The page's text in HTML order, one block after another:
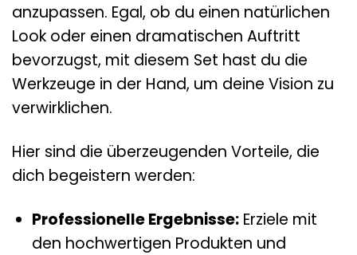
anzupassen. Egal, ob du einen natürlichen
Look oder einen dramatischen Auftritt
bevorzugst, mit diesem Set hast du die
Werkzeuge in der Hand, um deine Vision zu
verwirklichen.
Hier sind die überzeugenden Vorteile, die
dich begeistern werden:
Professionelle Ergebnisse:Erziele mit
den hochwertigen Produkten und